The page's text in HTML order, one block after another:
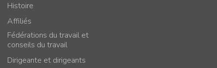
Histoire
Affiliés
Fédérations du travail et
conseils du travail
Dirigeante et dirigeants